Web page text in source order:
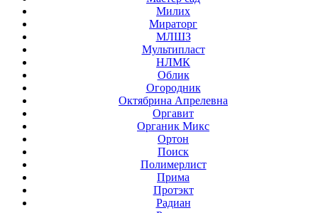
Милих
Мираторг
МЛШЗ
Мультипласт
НЛМК
Облик
Огородник
Октябрина Апрелевна
Оргавит
Органик Микс
Ортон
Поиск
Полимерлист
Прима
Протэкт
Радиан